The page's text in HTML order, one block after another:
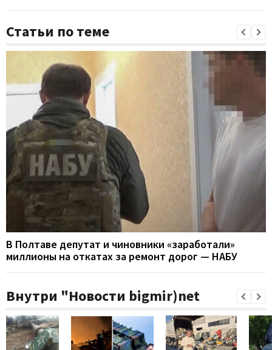
Статьи по теме
В Полтаве депутат и чиновники «заработали»
миллионы на откатах за ремонт дорог — НАБУ
Внутри "Новости bigmir)net